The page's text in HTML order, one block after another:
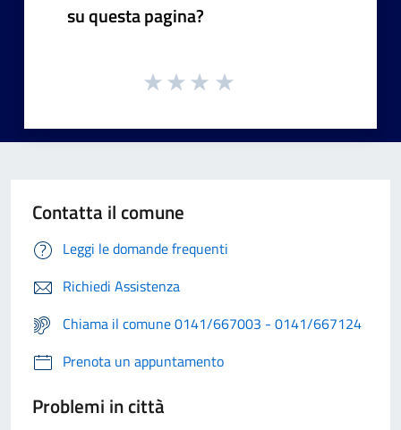
su questa pagina?
Contatta il comune
Leggi le domande frequenti
Richiedi Assistenza
Chiama il comune 0141/667003 - 0141/667124
Prenota un appuntamento
Problemi in città